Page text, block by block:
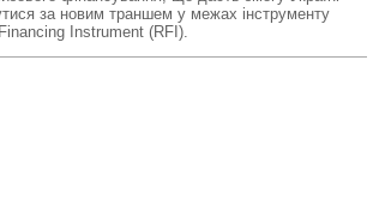
за новим траншем у межах інструменту
Instrument (RFI).